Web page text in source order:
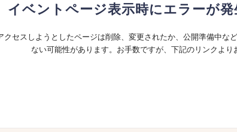
イベントページ表示時にエラーが発
クセスしようとしたページは削除、変更されたか、公開準備中な
ない可能性があります。お手数ですが、下記のリンクより